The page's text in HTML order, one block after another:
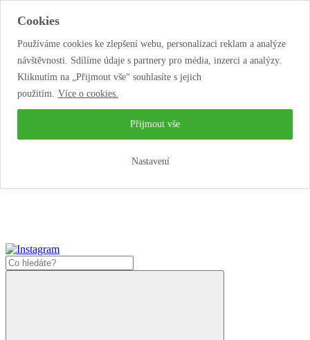
Cookies
Používáme cookies ke zlepšení webu, personalizaci reklam a analýze
návštěvnosti. Sdílíme údaje s partnery pro média, inzerci a analýzy.
Kliknutím na „Přijmout vše“ souhlasíte s jejich
použitím. Více o cookies.
Nastavení
Přijmout vše
...neobyčejná jízda životem!